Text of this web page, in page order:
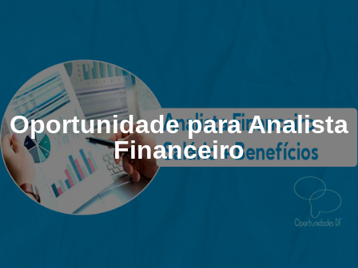
Oportunidade para Analista
Financeiro